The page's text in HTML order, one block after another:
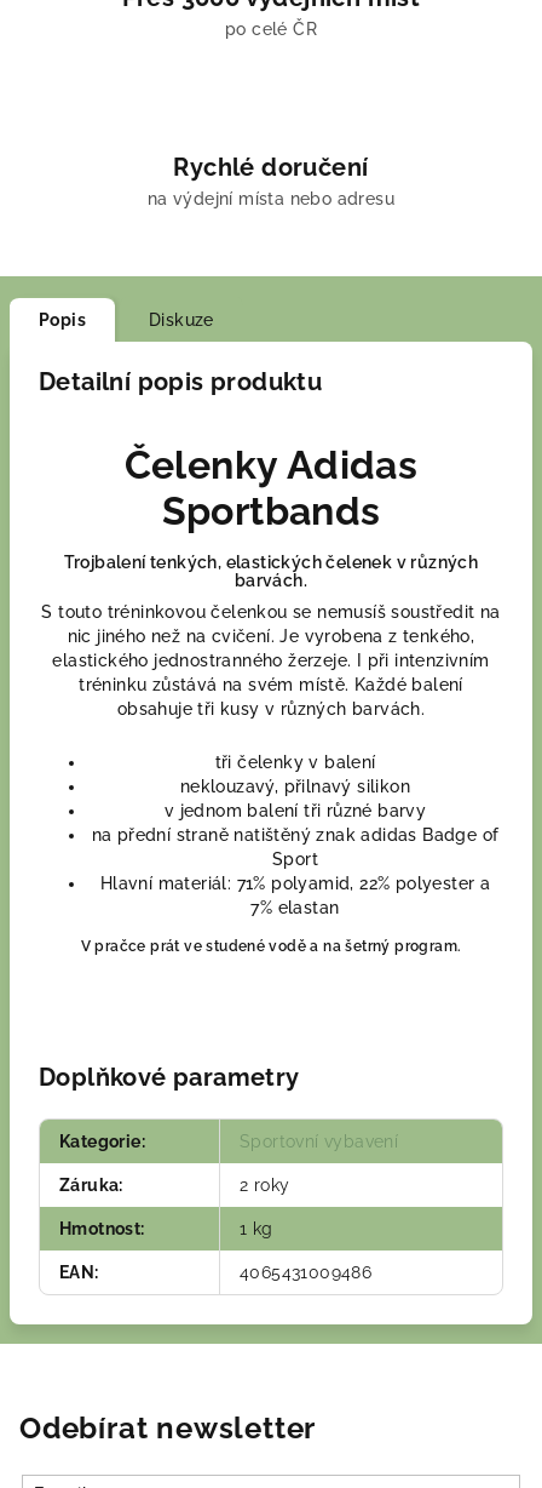
po celé ČR
Rychlé doručení
na výdejní místa nebo adresu
Popis Diskuze
Detailní popis produktu
Čelenky Adidas
Sportbands
Trojbalení tenkých, elastických čelenek v různých
barvách.
S touto tréninkovou čelenkou se nemusíš soustředit na
nic jiného než na cvičení. Je vyrobena z tenkého,
elastického jednostranného žerzeje. I při intenzivním
tréninku zůstává na svém místě. Každé balení
obsahuje tři kusy v různých barvách.
tři čelenky v balení
neklouzavý, přilnavý silikon
v jednom balení tři různé barvy
na přední straně natištěný znak adidas Badge of
Sport
Hlavní materiál: 71% polyamid, 22% polyester a
7% elastan
V pračce prát ve studené vodě a na šetrný program.
Doplňkové parametry
Kategorie: Sportovní vybavení
Záruka: 2 roky
Hmotnost: 1 kg
EAN : 4065431009486
Odebírat newsletter